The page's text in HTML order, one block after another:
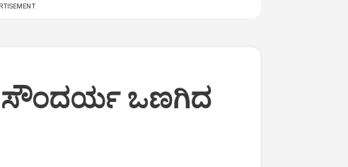
ಸೌಂದರ್ಯ ಒಣಗಿದ